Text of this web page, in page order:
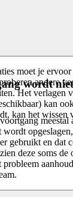
moet je
andere
Het verlagen
kan
kan het wissen
wordt
gebruikt en dat
deze soms